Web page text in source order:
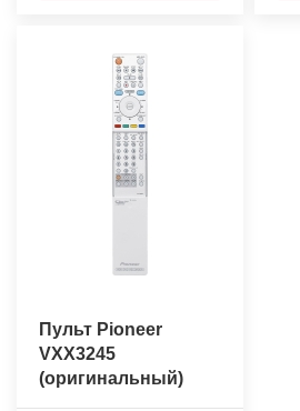
Пульт Pioneer
VXX3245
(оригинальный)